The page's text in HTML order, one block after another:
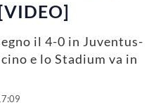
il 4-0 in Juventus-
e lo Stadium va in